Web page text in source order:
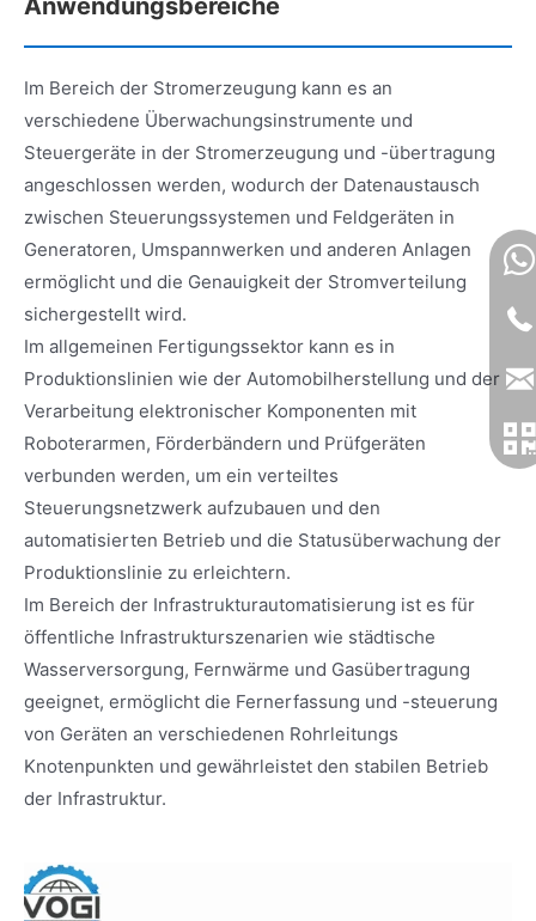
Im Bereich der Stromerzeugung kann es an
verschiedene Überwachungsinstrumente und
Steuergeräte in der Stromerzeugung und -übertragung
angeschlossen werden, wodurch der Datenaustausch
zwischen Steuerungssystemen und Feldgeräten in
Generatoren, Umspannwerken und anderen Anlagen
ermöglicht und die Genauigkeit der Stromverteilung
sichergestellt wird.
Im allgemeinen Fertigungssektor kann es in
Produktionslinien wie der Automobilherstellung und der
Verarbeitung elektronischer Komponenten mit
Roboterarmen, Förderbändern und Prüfgeräten
verbunden werden, um ein verteiltes
Steuerungsnetzwerk aufzubauen und den
automatisierten Betrieb und die Statusüberwachung der
Produktionslinie zu erleichtern.
Im Bereich der Infrastrukturautomatisierung ist es für
öffentliche Infrastrukturszenarien wie städtische
Wasserversorgung, Fernwärme und Gasübertragung
geeignet, ermöglicht die Fernerfassung und -steuerung
von Geräten an verschiedenen Rohrleitungs
Knotenpunkten und gewährleistet den stabilen Betrieb
der Infrastruktur.